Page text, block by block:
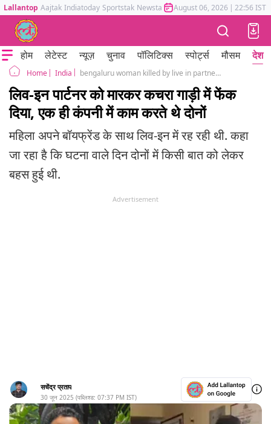
Lallantop Aajtak Indiatoday Sportstak Newstak Mumbai Tak Astrotak
August 06, 2026 | 22:56 IST
होम लेटेस्ट न्यूज़ चुनाव पॉलिटिक्स स्पोर्ट्स मौसम देश
Home India bengaluru woman killed by live in partner body dumped in garbage truck
लिव-इन पार्टनर को मारकर कचरा गाड़ी में फेंक
दिया, एक ही कंपनी में काम करते थे दोनों
महिला अपने बॉयफ्रेंड के साथ लिव-इन में रह रही थी. कहा
जा रहा है कि घटना वाले दिन दोनों में किसी बात को लेकर
बहस हुई थी.
Advertisement
सचेंद्र प्रताप
30 जून 2025 (पब्लिश्ड: 07:37 PM IST)